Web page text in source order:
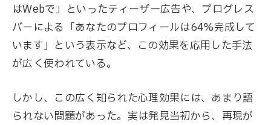
はWebで」といったティーザー広告や、プログレス
バーによる「あなたのプロフィールは64%完成して
います」という表示など、この効果を応用した手法
が広く使われている。
しかし、この広く知られた心理効果には、あまり語
られない問題があった。実は発見当初から、再現が